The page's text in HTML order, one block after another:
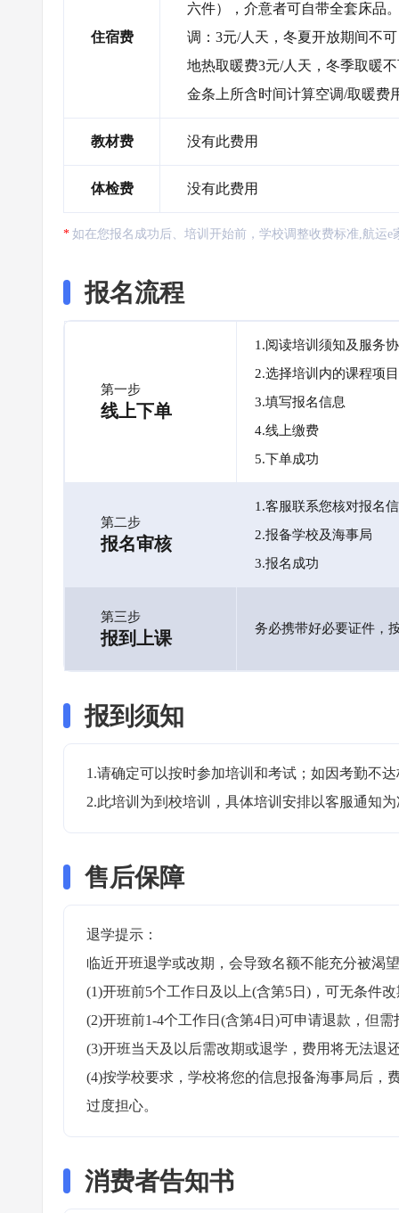
住宿费
六件），介意者可自带全套床品
调：3元/人天，冬夏开放期间不
地热取暖费3元/人天，冬季取暖
金条上所含时间计算空调/取暖费
教材费 没有此费用
体检费 没有此费用
如在您报名成功后、培训开始前，学校调整收费标准,航运
报名流程
第一步
线上下单
1.阅读培训须知及服务
2.选择培训内的课程项目
3.填写报名信息
4.线上缴费
5.下单成功
第二步
报名审核
1.客服联系您核对报名
2.报备学校及海事局
3.报名成功
第三步
报到上课 务必携带好必要证件，
报到须知
1.请确定可以按时参加培训和考试；如因考勤不
2.此培训为到校培训，具体培训安排以客服通知
售后保障
退学提示：
临近开班退学或改期，会导致名额不能充分被渴
(1)开班前5个工作日及以上(含第5日)，可无条件
(2)开班前1-4个工作日(含第4日)可申请退款，但
(3)开班当天及以后需改期或退学，费用将无法退
(4)按学校要求，学校将您的信息报备海事局后，
过度担心。
消费者告知书